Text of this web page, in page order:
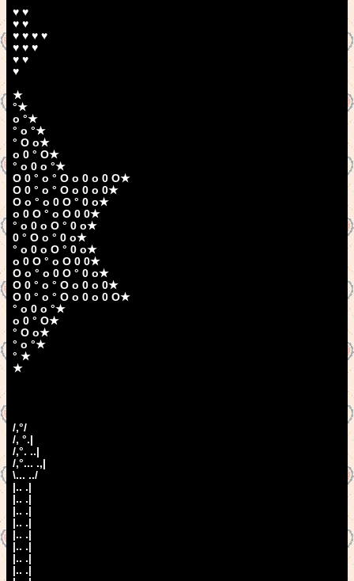
♥ ♥
♥ ♥
♥ ♥ ♥ ♥
♥ ♥ ♥
♥ ♥
♥
★
°★
o °★
° o °★
° O o★
o 0 ° O★
° o 0 o °★
O 0 ° o ° O o 0 o 0 O★
O 0 ° o ° O o 0 o 0★
O o ° o 0 O ° 0 o★
o 0 O ° o O 0 0★
° o 0 o O ° 0 o★
0 ° O o ° 0 o★
° o 0 o O ° 0 o★
o 0 O ° o O 0 0★
O o ° o 0 O ° 0 o★
O 0 ° o ° O o 0 o 0★
O 0 ° o ° O o 0 o 0 O★
° o 0 o °★
o 0 ° O★
° O o★
° o °★
° ★
★
/,°/
/, °.|
/,°. ..|
/,°... .,|
\... ../
|.. .|
|.. .|
|.. .|
|.. .|
|.. .|
|.. .|
|.. .|
|.. .|